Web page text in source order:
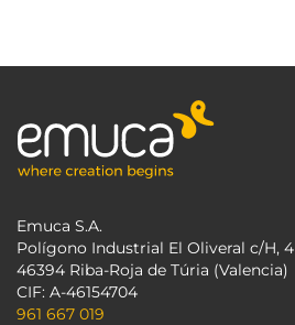
Emuca S.A.
Polígono Industrial El Oliveral c/H, 4
46394 Riba-Roja de Túria (Valencia)
CIF: A-46154704
961 667 019